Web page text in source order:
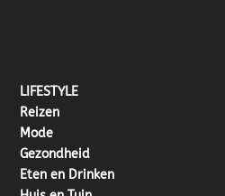
LIFESTYLE
Reizen
Mode
Gezondheid
Eten en Drinken